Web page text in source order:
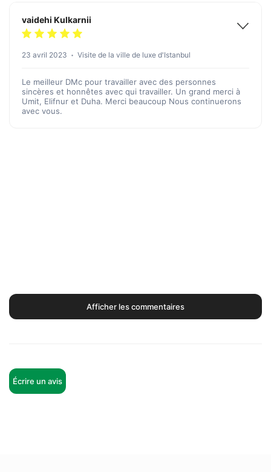
vaidehi Kulkarnii
23 avril 2023 Visite de la ville de luxe d'Istanbul
Le meilleur DMc pour travailler avec des personnes
sincères et honnêtes avec qui travailler. Un grand merci à
Umit, Elifnur et Duha. Merci beaucoup Nous continuerons
avec vous.
Afficher les commentaires
Écrire un avis